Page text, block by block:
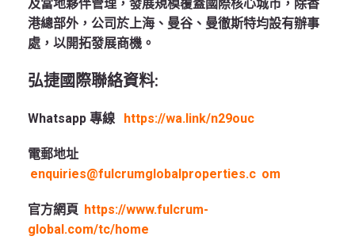
及當地夥伴管理，發展規模覆蓋國際核心城市，除香
港總部外，公司於上海、曼谷、曼徹斯特均設有辦事
處，以開拓發展商機。
弘捷國際聯絡資料:
Whatsapp 專線 https://wa.link/n29ouc
電郵地址
enquiries@fulcrumglobalproperties.c om
官方網頁 https://www.fulcrum-
global.com/tc/home